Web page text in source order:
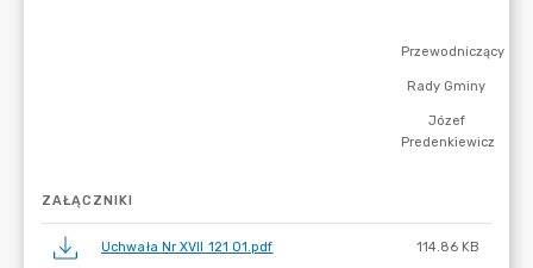
ZAŁĄCZNIKI
Uchwała Nr XVII 121 01.pdf 114.86 KB